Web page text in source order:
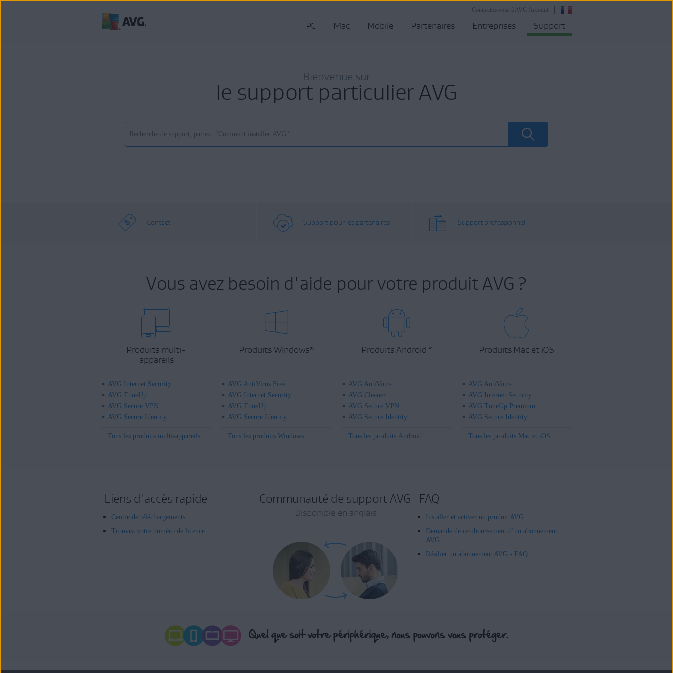
Connectez-vous à AVG Account
PC Mac Mobile Partenaires Entreprises Support
Bienvenue sur
le support particulier AVG
Contact Support pour les partenaires Support professionnel
Vous avez besoin d'aide pour votre produit AVG ?
Produits multi-
appareils
AVG Internet Security
AVG TuneUp
AVG Secure VPN
AVG Secure Identity
Tous les produits multi-appareils
Produits Windows®
AVG AntiVirus Free
AVG Internet Security
AVG TuneUp
AVG Secure Identity
Tous les produits Windows
Produits Android™
AVG AntiVirus
AVG Cleaner
AVG Secure VPN
AVG Secure Identity
Tous les produits Android
Produits Mac et iOS
AVG AntiVirus
AVG Internet Security
AVG TuneUp Premium
AVG Secure Identity
Tous les produits Mac et iOS
Liens d'accès rapide
Centre de téléchargements
Trouvez votre numéro de licence
Communauté de support AVG
Disponible en anglais
FAQ
Installer et activer un produit AVG
Demande de remboursement d’un abonnement
AVG
Résilier un abonnement AVG - FAQ